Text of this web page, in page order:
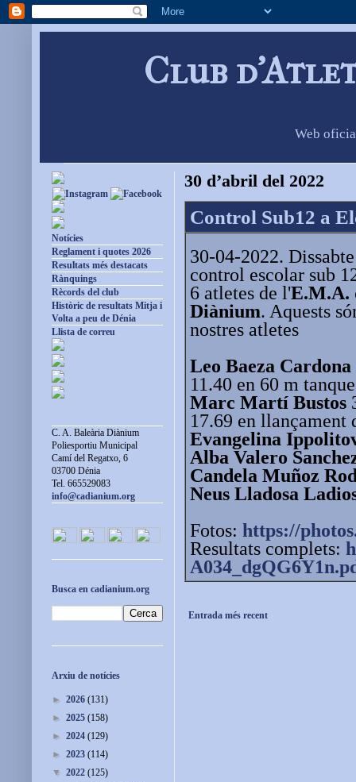
Club
Web
30 d’abril del 2022
Control Sub12 a
30-04-2022.
control escolar sub
6 atletes de l'E.M.A.
Diànium. Aquests
nostres atletes
Leo Baeza Cardona
11.40 en 60 m
Marc Martí Bustos
17.69 en llançament
Evangelina
Alba Valero
Candela Muñoz
Neus Lladosa
Fotos: https://
Resultats complets:
Entrada més recent
Notícies
Reglament i quotes 2026
Resultats més destacats
Rànquings
Rècords del club
Històric de resultats Mitja i
Volta a peu de Dénia
Llista de correu
C. A. Baleària Diànium
Poliesportiu Municipal
Camí del Regatxo, 6
03700 Dénia
Tel. 665529083
info@cadianium.org
Busca en cadianium.org
Arxiu de notícies
► 2026 (131)
► 2025 (158)
► 2024 (129)
► 2023 (114)
▼ 2022 (125)